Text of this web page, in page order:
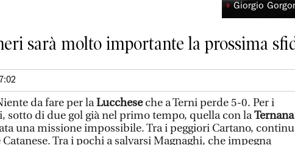
◗ Giorgio
sarà molto importante la prossima
da fare per laLuccheseche a Terni perde 5-0. Per i
sotto di due gol già nel primo tempo, quella con laTernana
una missione impossibile. Tra i peggiori Cartano,
Tra i pochi a salvarsi Magnaghi, che impegna